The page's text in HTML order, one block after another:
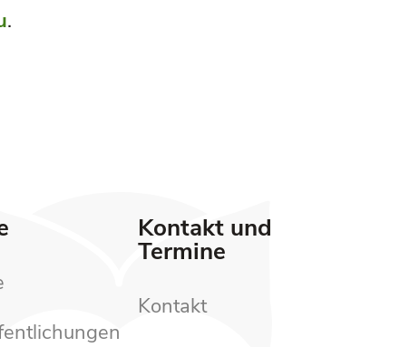
.
Kontakt und
Termine
Kontakt